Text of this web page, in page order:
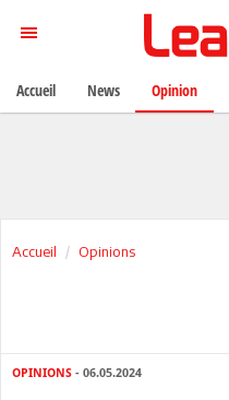
Accueil Opinions
OPINIONS - 06.05.2024
Accueil News Opinion